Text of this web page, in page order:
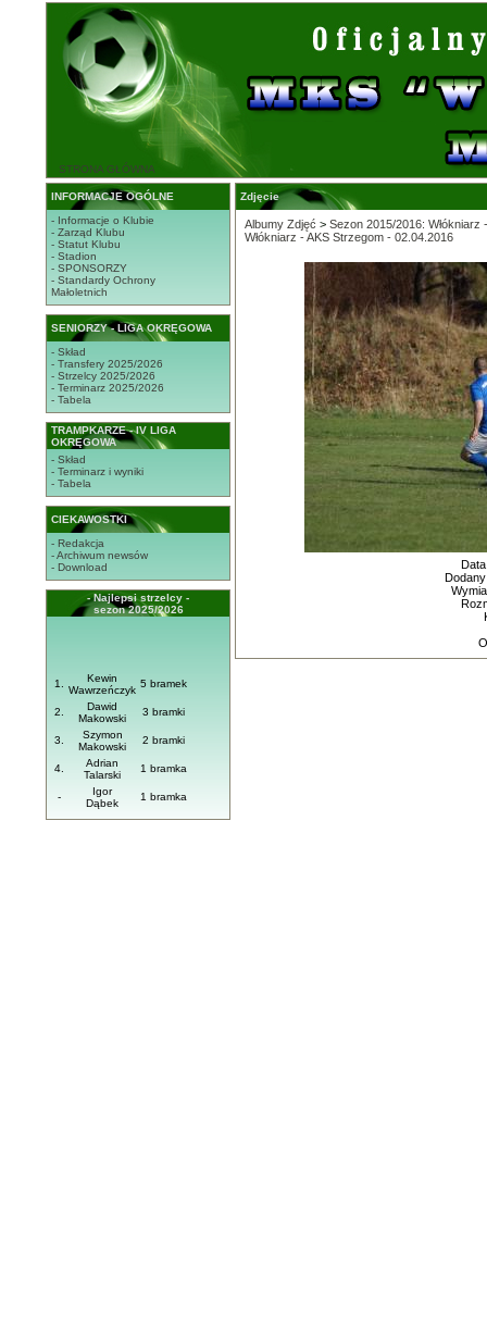
STRONA GŁÓWNA
INFORMACJE OGÓLNE
- Informacje o Klubie
- Zarząd Klubu
- Statut Klubu
- Stadion
- SPONSORZY
- Standardy Ochrony
Małoletnich
SENIORZY - LIGA OKRĘGOWA
- Skład
- Transfery 2025/2026
- Strzelcy 2025/2026
- Terminarz 2025/2026
- Tabela
TRAMPKARZE - IV LIGA
OKRĘGOWA
- Skład
- Terminarz i wyniki
- Tabela
CIEKAWOSTKI
- Redakcja
- Archiwum newsów
- Download
- Najlepsi strzelcy -
sezon 2025/2026
1.
Kewin
Wawrzeńczyk
5 bramek
2.
Dawid
Makowski
3 bramki
3.
Szymon
Makowski
2 bramki
4.
Adrian
Talarski
1 bramka
-
Igor
Dąbek
1 bramka
Zdjęcie
Albumy Zdjęć > Sezon 2015/2016:
Włókniarz - AKS Strzegom - 02.04.2016